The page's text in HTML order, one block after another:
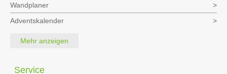
Tischkalender
Wandplaner
Adventskalender